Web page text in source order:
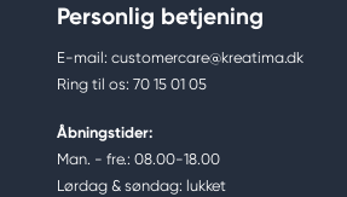
Personlig betjening
E-mail: customercare@kreatima.dk
Ring til os: 70 15 01 05
Åbningstider:
Man. - fre.: 08.00-18.00
Lørdag & søndag: lukket